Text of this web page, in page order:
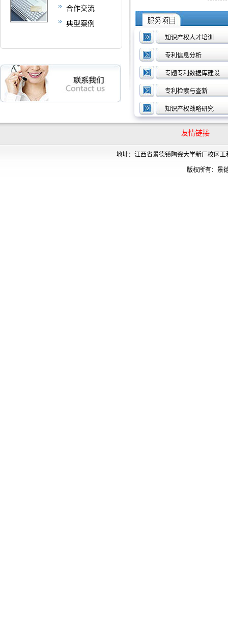
合作交流
典型案例
知识产权人才培训
专利信息分析
专题专利数据库建设
专利检索与查新
知识产权战略研究
友情链接
地址：江西省景德镇陶瓷大学新厂校
版权所有：